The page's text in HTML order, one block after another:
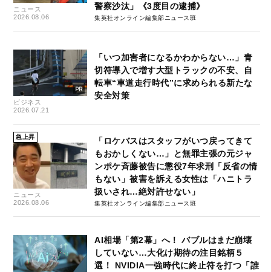
ニュース
2026.08.06
警察沙汰」《3度目の逮捕》
集英社オンライン編集部ニュース班
ビジネス
2026.07.21
「いつ加害者になるかわからない…」青
切符導入で増す大型トラックの不安、自
転車“車道走行時代”に求められる新たな
安全対策
急上昇
ニュース
2026.08.06
「ロケバスはスタッフがいつ戻ってきて
もおかしくない…」と無罪主張の元ジャ
ンポケ斉藤被告に懲役7年求刑「反省の情
もない」被害を訴える女性は「ハニトラ
扱いされ…絶対許せない」
集英社オンライン編集部ニュース班
AI相場「第2幕」へ！ バブルはまだ崩壊
していない…大化け期待の注目銘柄５
選！ NVIDIA一強時代に終止符を打つ「誰